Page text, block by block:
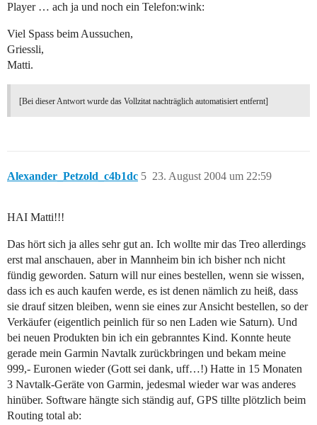
Player … ach ja und noch ein Telefon:wink:
Viel Spass beim Aussuchen,
Griessli,
Matti.
[Bei dieser Antwort wurde das Vollzitat nachträglich automatisiert entfernt]
Alexander_Petzold_c4b1dc 23. August 2004 um 22:59
5
HAI Matti!!!
Das hört sich ja alles sehr gut an. Ich wollte mir das Treo allerdings
erst mal anschauen, aber in Mannheim bin ich bisher nch nicht
fündig geworden. Saturn will nur eines bestellen, wenn sie wissen,
dass ich es auch kaufen werde, es ist denen nämlich zu heiß, dass
sie drauf sitzen bleiben, wenn sie eines zur Ansicht bestellen, so der
Verkäufer (eigentlich peinlich für so nen Laden wie Saturn). Und
bei neuen Produkten bin ich ein gebranntes Kind. Konnte heute
gerade mein Garmin Navtalk zurückbringen und bekam meine
999,- Euronen wieder (Gott sei dank, uff…!) Hatte in 15 Monaten
3 Navtalk-Geräte von Garmin, jedesmal wieder war was anderes
hinüber. Software hängte sich ständig auf, GPS tillte plötzlich beim
Routing total ab: